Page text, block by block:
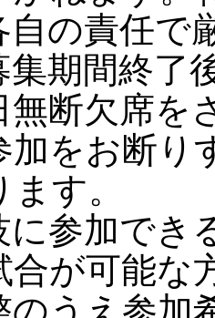
自の責任で
集期間終了
無断欠席を
加をお断り
す。
に参加でき
合が可能な
のうえ参加